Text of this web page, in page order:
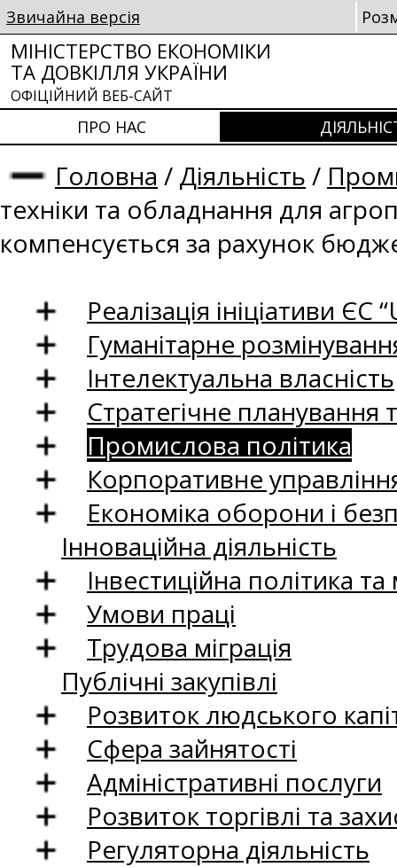
Звичайна версія
МІНІСТЕРСТВО ЕКОНОМІКИ
ТА ДОВКІЛЛЯ УКРАЇНИ
ОФІЦІЙНИЙ ВЕБ-САЙТ
ПРО НАС
Головна / Діяльність /
техніки та обладнання для
компенсується за рахунок
Реалізація ініціативи ЄС
Гуманітарне
Інтелектуальна власність
Стратегічне
Промислова політика
Корпоративне
Економіка оборони і
Інноваційна діяльність
Інвестиційна політика
Умови праці
Трудова міграція
Публічні закупівлі
Розвиток людського
Сфера зайнятості
Адміністративні послуги
Розвиток торгівлі та
Регуляторна діяльність